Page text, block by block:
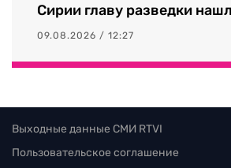
Сирии главу разведки
09.08.2026 / 12:27
Выходные данные СМИ RTVI
Пользовательское соглашение